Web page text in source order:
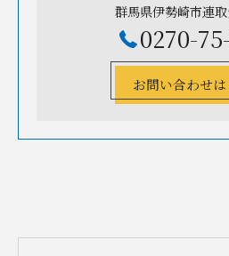
群馬県伊勢崎市連
0270-
お問い合わせ